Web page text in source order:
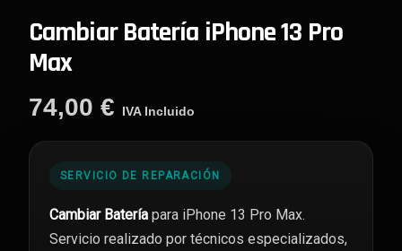
Cambiar Batería iPhone 13 Pro
Max
74,00 € IVA Incluido
SERVICIO DE REPARACIÓN
Cambiar Batería para iPhone 13 Pro Max.
Servicio realizado por técnicos especializados,